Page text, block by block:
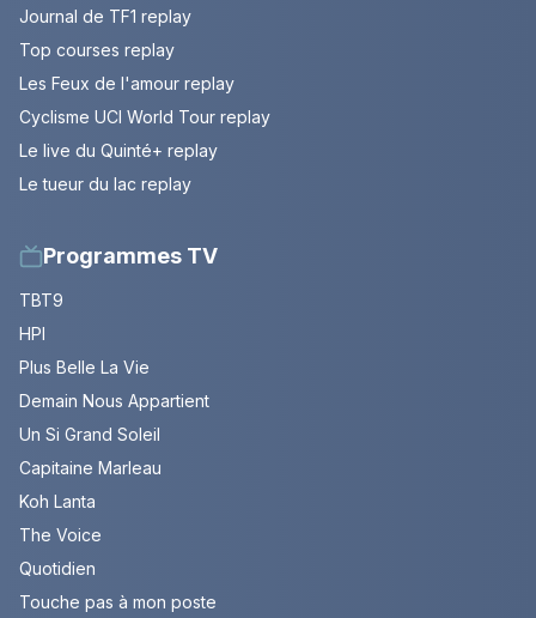
Journal de TF1 replay
Top courses replay
Les Feux de l'amour replay
Cyclisme UCI World Tour replay
Le live du Quinté+ replay
Le tueur du lac replay
Programmes TV
TBT9
HPI
Plus Belle La Vie
Demain Nous Appartient
Un Si Grand Soleil
Capitaine Marleau
Koh Lanta
The Voice
Quotidien
Touche pas à mon poste